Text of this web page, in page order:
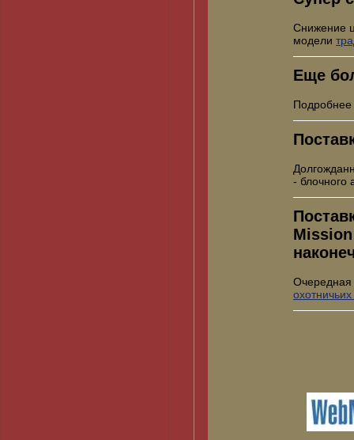
Снижение
модели
Еще
- блочного
Очередная